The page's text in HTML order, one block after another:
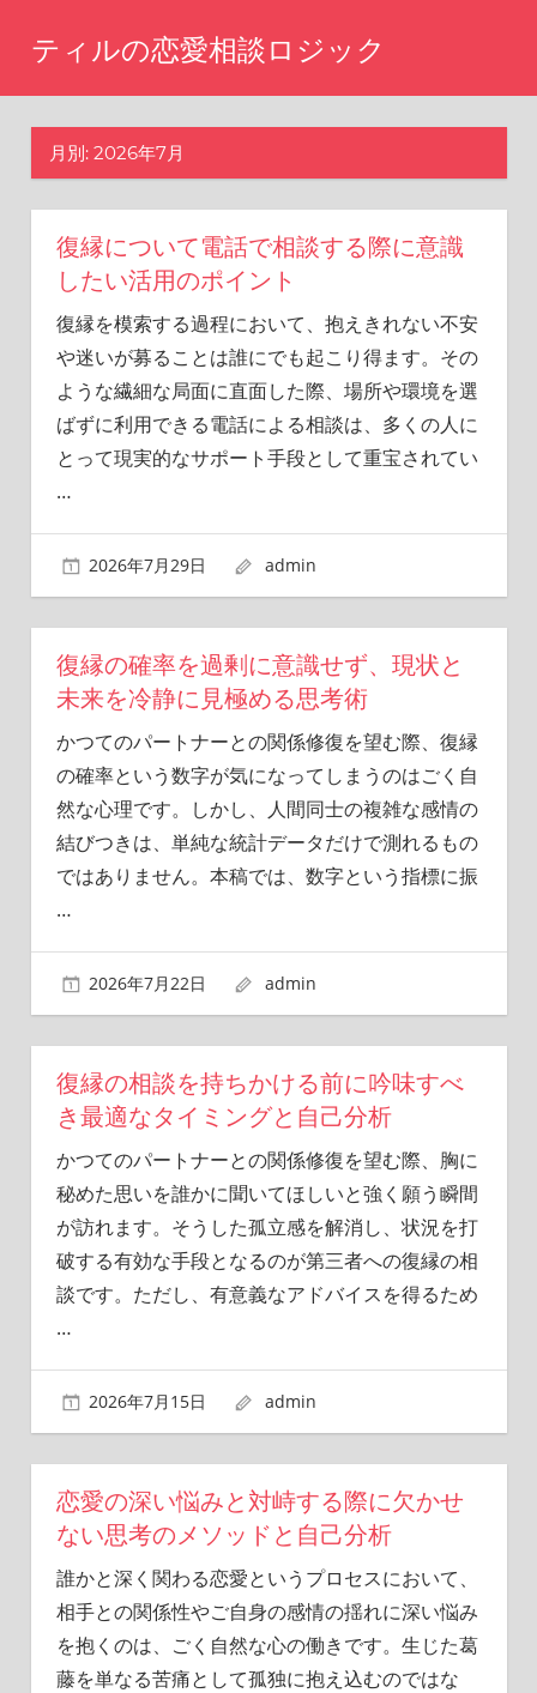
ティルの恋愛相談ロジック
に
か？
月別: 2026年7月
復縁について電話で相談する際に意識
したい活用のポイント
復縁を模索する過程において、抱えきれない不安
や迷いが募ることは誰にでも起こり得ます。その
ような繊細な局面に直面した際、場所や環境を選
ばずに利用できる電話による相談は、多くの人に
とって現実的なサポート手段として重宝されてい
…
2026年7月29日 admin
復縁の確率を過剰に意識せず、現状と
未来を冷静に見極める思考術
かつてのパートナーとの関係修復を望む際、復縁
の確率という数字が気になってしまうのはごく自
然な心理です。しかし、人間同士の複雑な感情の
結びつきは、単純な統計データだけで測れるもの
ではありません。本稿では、数字という指標に振
…
2026年7月22日 admin
復縁の相談を持ちかける前に吟味すべ
き最適なタイミングと自己分析
かつてのパートナーとの関係修復を望む際、胸に
秘めた思いを誰かに聞いてほしいと強く願う瞬間
が訪れます。そうした孤立感を解消し、状況を打
破する有効な手段となるのが第三者への復縁の相
談です。ただし、有意義なアドバイスを得るため
…
2026年7月15日 admin
恋愛の深い悩みと対峙する際に欠かせ
ない思考のメソッドと自己分析
誰かと深く関わる恋愛というプロセスにおいて、
相手との関係性やご自身の感情の揺れに深い悩み
を抱くのは、ごく自然な心の働きです。生じた葛
藤を単なる苦痛として孤独に抱え込むのではな